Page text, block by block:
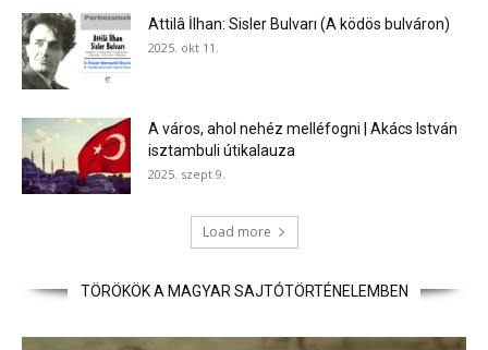
Attilâ İlhan: Sisler Bulvarı (A ködös bulváron)
2025. okt 11.
A város, ahol nehéz melléfogni | Akács István
isztambuli útikalauza
2025. szept 9.
Load more
TÖRÖKÖK A MAGYAR SAJTÓTÖRTÉNELEMBEN